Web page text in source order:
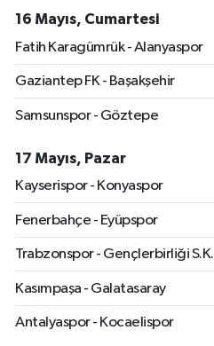
16 Mayıs, Cumartesi
Fatih Karagümrük - Alanyaspor
Gaziantep FK - Başakşehir
Samsunspor - Göztepe
17 Mayıs, Pazar
Kayserispor - Konyaspor
Fenerbahçe - Eyüpspor
Trabzonspor - Gençlerbirliği S.K.
Kasımpaşa - Galatasaray
Antalyaspor - Kocaelispor